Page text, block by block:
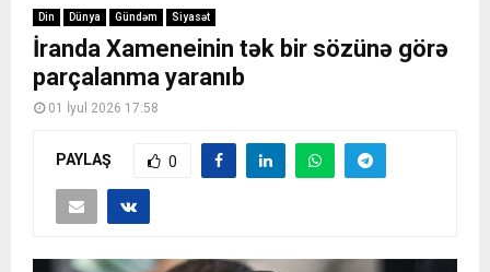
Din Dünya Gündəm Siyasət
İranda Xameneinin tək bir sözünə görə
parçalanma yaranıb
01 İyul 2026 17:58
PAYLAŞ 0